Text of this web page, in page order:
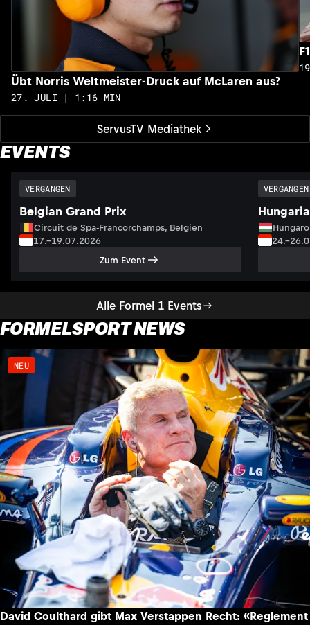
ServusTV Mediathek
Übt Norris Weltmeister-Druck auf McLaren aus?
27. JULI | 1:16 MIN
EVENTS
Alle Formel 1 Events
VERGANGEN
Belgian Grand Prix
Circuit de Spa-Francorchamps, Belgien
17.–19.07.2026
Zum Event
VERGANGEN
FORMELSPORT NEWS
NEU
David Coulthard gibt Max Verstappen Recht: «Reglement